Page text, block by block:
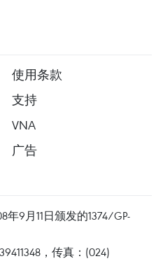
使用条款
支持
VNA
广告
9月11日颁发的1374/GP-
，传真：(024)